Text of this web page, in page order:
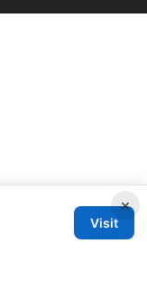
×
Visit